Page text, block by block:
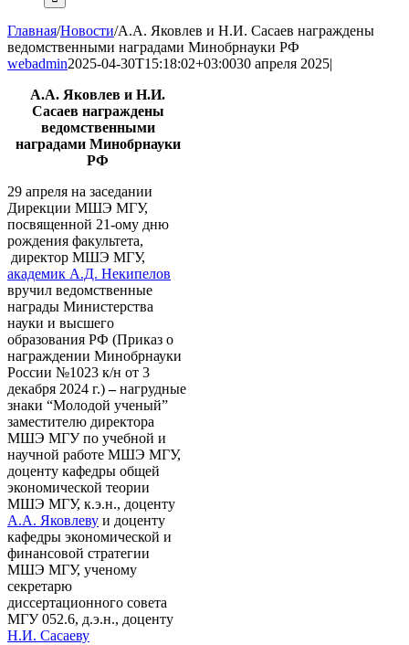
Главная/Новости/А.А. Яковлев и Н.И. Сасаев награждены
ведомственными наградами Минобрнауки РФ
webadmin2025-04-30T15:18:02+03:0030 апреля 2025|
А.А. Яковлев и Н.И.
Сасаев награждены
ведомственными
наградами Минобрнауки
РФ
29 апреля на заседании
Дирекции МШЭ МГУ,
посвященной 21-ому дню
рождения факультета,
директор МШЭ МГУ,
академик А.Д. Некипелов
вручил ведомственные
награды Министерства
науки и высшего
образования РФ (Приказ о
награждении Минобрнауки
России №1023 к/н от 3
декабря 2024 г.)–нагрудные
знаки “Молодой ученый”
заместителю директора
МШЭ МГУ по учебной и
научной работе МШЭ МГУ,
доценту кафедры общей
экономической теории
МШЭ МГУ, к.э.н., доценту
А.А. Яковлеву и доценту
кафедры экономической и
финансовой стратегии
МШЭ МГУ, ученому
секретарю
диссертационного совета
МГУ 052.6, д.э.н., доценту
Н.И. Сасаеву